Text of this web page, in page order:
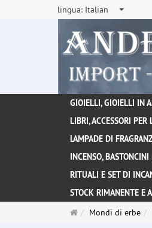
lingua: Italian
GIOIELLI, GIOIELLI IN
LIBRI, ACCESSORI
LAMPADE DI
INCENSO,
RITUALI E SET DI
STOCK RIMANENTE E
PaginaMondi di erbe